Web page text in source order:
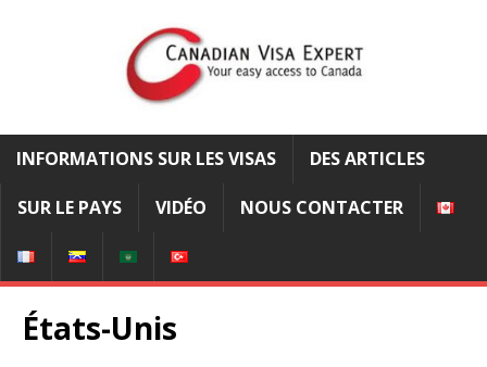
INFORMATIONS SUR LES VISAS DES ARTICLES
SUR LE PAYS VIDÉO NOUS CONTACTER
États-Unis